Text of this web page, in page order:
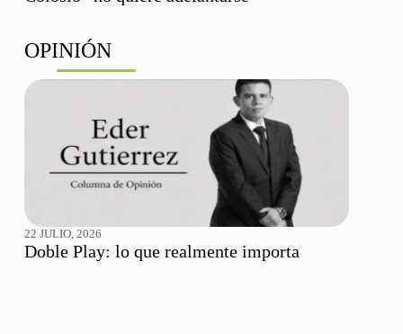
OPINIÓN
22 JULIO, 2026
Doble Play: lo que realmente importa